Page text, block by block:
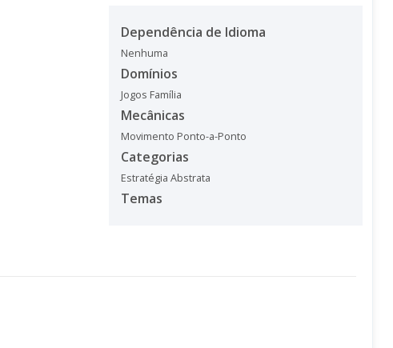
Dependência de Idioma
Nenhuma
Domínios
Jogos Família
Mecânicas
Movimento Ponto-a-Ponto
Categorias
Estratégia Abstrata
Temas